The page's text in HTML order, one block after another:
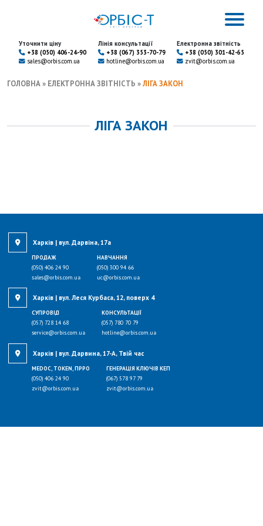
Уточнити ціну
+38 (050) 406-24-90
sales@orbis.com.ua
Лінія консультації
+38 (067) 353-70-79
hotline@orbis.com.ua
Електронна звітність
+38 (050) 301-42-65
zvit@orbis.com.ua
ГОЛОВНА» ЕЛЕКТРОННА ЗВІТНІСТЬ »ЛІГА ЗАКОН
ЛІГА ЗАКОН
Харків | вул. Дарвіна, 17а
ПРОДАЖ
(050) 406 24 90
sales@orbis.com.ua
НАВЧАННЯ
(050) 300 94 66
uc@orbis.com.ua
Харків | вул. Леся Курбаса, 12, поверх 4
СУПРОВІД
(057) 728 14 68
service@orbis.com.ua
КОНСУЛЬТАЦІЇ
(057) 780 70 79
hotline@orbis.com.ua
Харків | вул. Дарвина, 17-А, Твій час
MEDOC, TOKEN, ПРРО
(050) 406 24 90
zvit@orbis.com.ua
ГЕНЕРАЦІЯ КЛЮЧІВ КЕП
(067) 578 97 79
zvit@orbis.com.ua